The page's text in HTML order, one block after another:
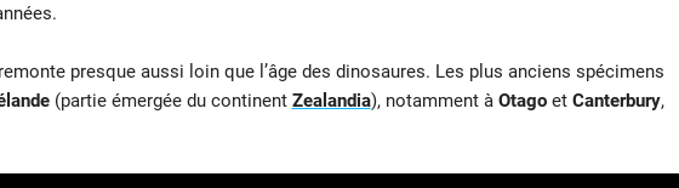
presque aussi loin que l’âge des dinosaures. Les plus anciens spécimens
(partie émergée du continent Zealandia), notamment à Otago et Canterbury,